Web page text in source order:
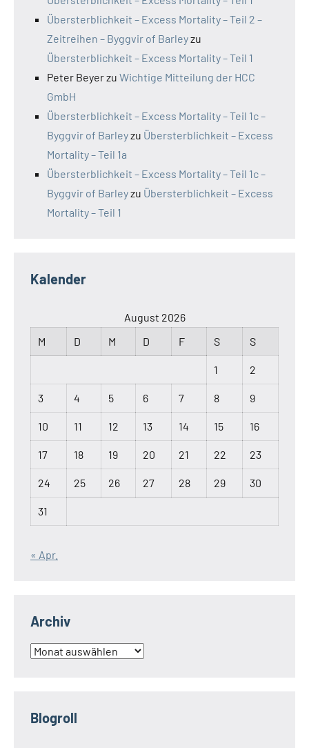
Übersterblichkeit – Excess Mortality – Teil 2 –
Zeitreihen – Byggvir of Barleyzu
Übersterblichkeit – Excess Mortality – Teil 1
Peter Beyerzu Wichtige Mitteilung der HCC
GmbH
Übersterblichkeit – Excess Mortality – Teil 1c –
Byggvir of Barleyzu Übersterblichkeit – Excess
Mortality – Teil 1a
Übersterblichkeit – Excess Mortality – Teil 1c –
Byggvir of Barleyzu Übersterblichkeit – Excess
Mortality – Teil 1
Kalender
August 2026
M
D M D F S S
1 2
3 4 5 6 7 8 9
10 11 12 13 14 15 16
17 18 19 20 21 22 23
24 25 26 27 28 29 30
31
« Apr.
Archiv
Archiv
Blogroll